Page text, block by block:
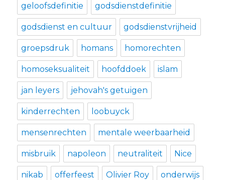
geloofsdefinitie godsdienstdefinitie
godsdienst en cultuur godsdienstvrijheid
groepsdruk homans homorechten
homoseksualiteit hoofddoek islam
jan leyers jehovah's getuigen
kinderrechten loobuyck
mensenrechten mentale weerbaarheid
misbruik napoleon neutraliteit Nice
nikab offerfeest Olivier Roy onderwijs